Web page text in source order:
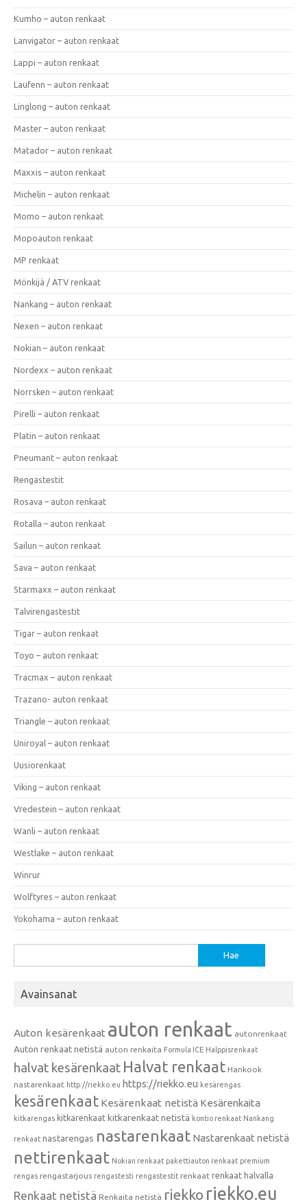
Kumho – auton renkaat
Lanvigator – auton renkaat
Lappi – auton renkaat
Laufenn – auton renkaat
Linglong – auton renkaat
Master – auton renkaat
Matador – auton renkaat
Maxxis – auton renkaat
Michelin – auton renkaat
Momo – auton renkaat
Mopoauton renkaat
MP renkaat
Mönkijä / ATV renkaat
Nankang – auton renkaat
Nexen – auton renkaat
Nokian – auton renkaat
Nordexx – auton renkaat
Norrsken – auton renkaat
Pirelli – auton renkaat
Platin – auton renkaat
Pneumant – auton renkaat
Rengastestit
Rosava – auton renkaat
Rotalla – auton renkaat
Sailun – auton renkaat
Sava – auton renkaat
Starmaxx – auton renkaat
Talvirengastestit
Tigar – auton renkaat
Toyo – auton renkaat
Tracmax – auton renkaat
Trazano- auton renkaat
Triangle – auton renkaat
Uniroyal – auton renkaat
Uusiorenkaat
Viking – auton renkaat
Vredestein – auton renkaat
Wanli – auton renkaat
Westlake – auton renkaat
Winrur
Wolftyres – auton renkaat
Yokohama – auton renkaat
Avainsanat
Auton kesärenkaat auton renkaat autonrenkaat
Auton renkaat netistä auton renkaita Formula ICE Halppisrenkaat
halvat kesärenkaat Halvat renkaat Hankook
nastarenkaat http://riekko.eu https://riekko.eu kesärengas
kesärenkaat Kesärenkaat netistä Kesärenkaita
kitkarengas kitkarenkaat kitkarenkaat netistä kontio renkaat Nankang
renkaat nastarengas nastarenkaat Nastarenkaat netistä
nettirenkaat Nokian renkaat pakettiauton renkaat premium
rengas rengastarjous rengastesti rengastestit renkaat renkaat halvalla
Renkaat netistä Renkaita netistä riekko riekko.eu